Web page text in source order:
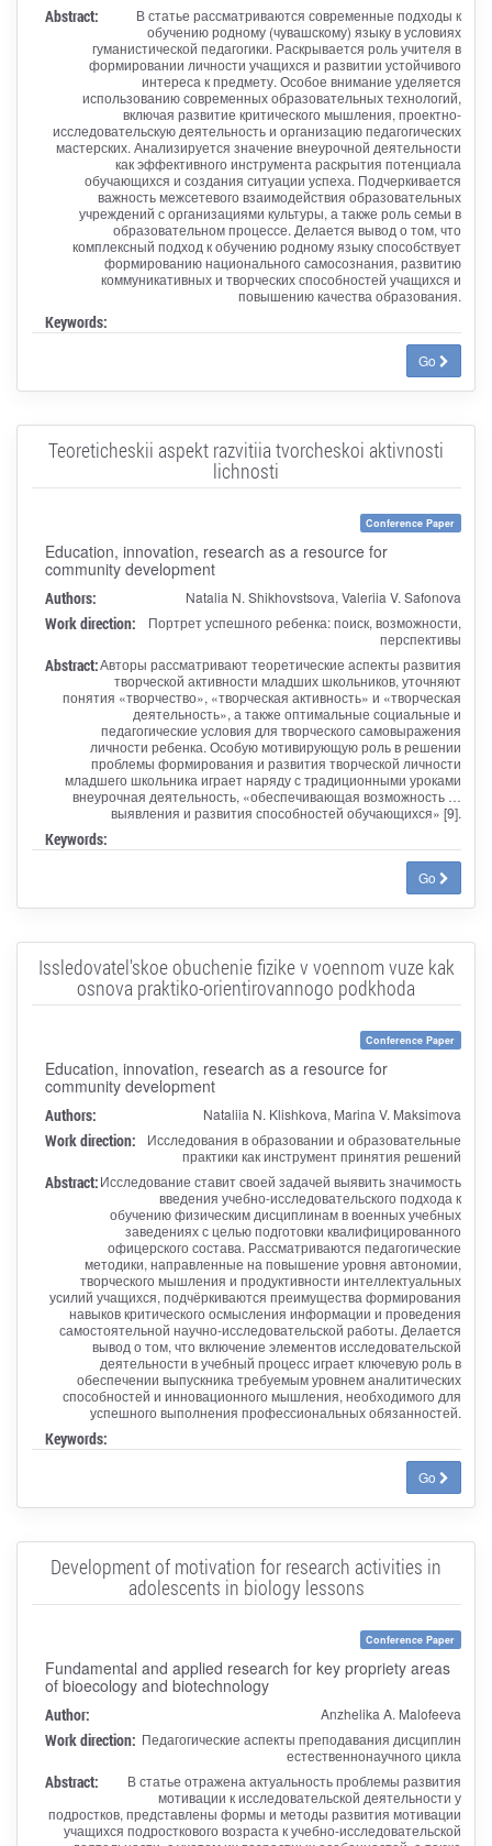
Abstract:
В статье рассматриваются современные подходы к
обучению родному (чувашскому) языку в условиях
гуманистической педагогики. Раскрывается роль учителя в
формировании личности учащихся и развитии устойчивого
интереса к предмету. Особое внимание уделяется
использованию современных образовательных технологий,
включая развитие критического мышления, проектно-
исследовательскую деятельность и организацию педагогических
мастерских. Анализируется значение внеурочной деятельности
как эффективного инструмента раскрытия потенциала
обучающихся и создания ситуации успеха. Подчеркивается
важность межсетевого взаимодействия образовательных
учреждений с организациями культуры, а также роль семьи в
образовательном процессе. Делается вывод о том, что
комплексный подход к обучению родному языку способствует
формированию национального самосознания, развитию
коммуникативных и творческих способностей учащихся и
повышению качества образования.
Keywords:
Go
Teoreticheskii aspekt razvitiia tvorcheskoi aktivnosti
lichnosti
Conference Paper
Education, innovation, research as a resource for
community development
Authors: Natalia N. Shikhovstsova, Valeriia V. Safonova
Work direction:
Портрет успешного ребенка: поиск, возможности,
перспективы
Abstract:Авторы рассматривают теоретические аспекты развития
творческой активности младших школьников, уточняют
понятия «творчество», «творческая активность» и «творческая
деятельность», а также оптимальные социальные и
педагогические условия для творческого самовыражения
личности ребенка. Особую мотивирующую роль в решении
проблемы формирования и развития творческой личности
младшего школьника играет наряду с традиционными уроками
внеурочная деятельность, «обеспечивающая возможность …
выявления и развития способностей обучающихся» [9].
Keywords:
Go
Issledovatel'skoe obuchenie fizike v voennom vuze kak
osnova praktiko-orientirovannogo podkhoda
Conference Paper
Education, innovation, research as a resource for
community development
Authors: Nataliia N. Klishkova, Marina V. Maksimova
Work direction:
Исследования в образовании и образовательные
практики как инструмент принятия решений
Abstract:Исследование ставит своей задачей выявить значимость
введения учебно-исследовательского подхода к
обучению физическим дисциплинам в военных учебных
заведениях с целью подготовки квалифицированного
офицерского состава. Рассматриваются педагогические
методики, направленные на повышение уровня автономии,
творческого мышления и продуктивности интеллектуальных
усилий учащихся, подчёркиваются преимущества формирования
навыков критического осмысления информации и проведения
самостоятельной научно-исследовательской работы. Делается
вывод о том, что включение элементов исследовательской
деятельности в учебный процесс играет ключевую роль в
обеспечении выпускника требуемым уровнем аналитических
способностей и инновационного мышления, необходимого для
успешного выполнения профессиональных обязанностей.
Keywords:
Go
Development of motivation for research activities in
adolescents in biology lessons
Conference Paper
Fundamental and applied research for key propriety areas
of bioecology and biotechnology
Author: Anzhelika A. Malofeeva
Work direction: Педагогические аспекты преподавания дисциплин
естественнонаучного цикла
Abstract:
В статье отражена актуальность проблемы развития
мотивации к исследовательской деятельности у
подростков, представлены формы и методы развития мотивации
учащихся подросткового возраста к учебно-исследовательской